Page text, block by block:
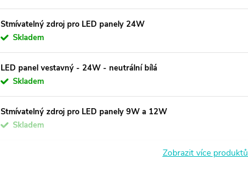
Stmívatelný zdroj pro LED panely 24W
Skladem
LED panel vestavný - 24W - neutrální bílá
Skladem
Stmívatelný zdroj pro LED panely 9W a 12W
Skladem
Zobrazit více produktů